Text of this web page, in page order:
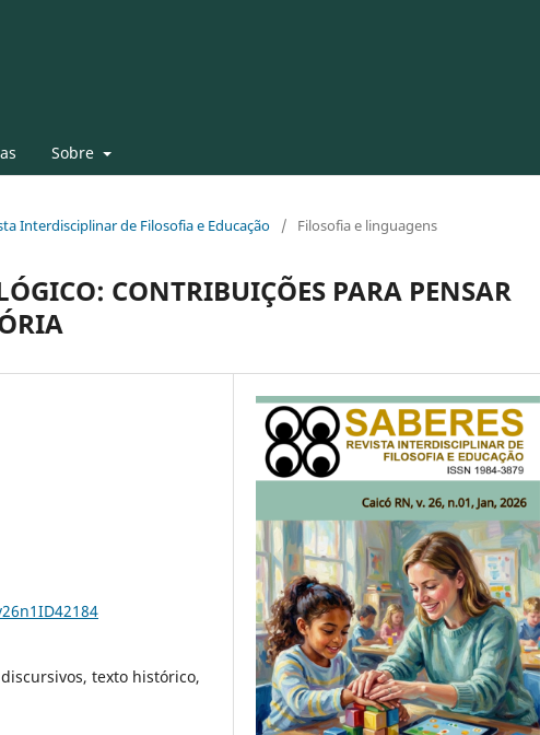
Sobre
Interdisciplinar de Filosofia e Educação / Filosofia e linguagens
CONTRIBUIÇÕES PARA PENSAR
texto histórico,